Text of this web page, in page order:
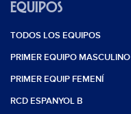
EQUIPOS
TODOS LOS EQUIPOS
PRIMER EQUIPO MASCULINO
PRIMER EQUIP FEMENÍ
RCD ESPANYOL B